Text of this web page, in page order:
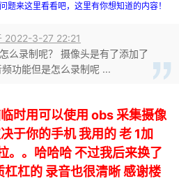
题来这里看看吧，这里有你想知道的内容！
2022-3-27 22:21
么录制呢？ 摄像头是有了添加了
功能但是怎么录制呢 ...
时用可以使用 obs 采集摄像
于你的手机 我用的 老 1加
。。哈哈哈 不过我后来换了
杠的 录音也很清晰 感谢楼